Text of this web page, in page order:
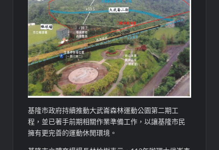
基隆市政府持續推動大武崙森林運動公園第二期工
程，並已著手前期相關作業準備工作，以讓基隆市民
擁有更完善的運動休閒環境。